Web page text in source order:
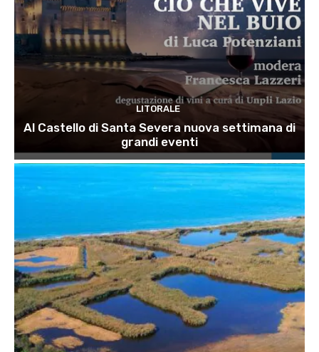
LITORALE
Al Castello di Santa Severa nuova settimana di
grandi eventi